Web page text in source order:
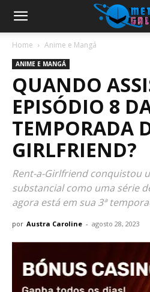
Home Anime e Mangá
ANIME E MANGÁ
QUANDO
EPISÓDIO 8
TEMPORADA
GIRLFRIEND?
Rent-a-Girlfriend conquistou
substancial como uma série
agora está em sua 3ª
por Austra Caroline - agosto 28, 2023